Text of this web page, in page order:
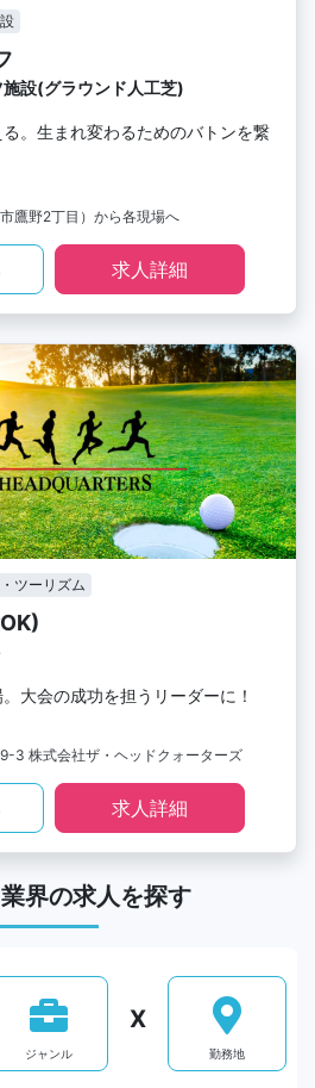
施設(グラウンド人工芝)
。生まれ変わるためのバトンを繋
鷹野2丁目）から各現場へ
求人詳細
ツーリズム
大会の成功を担うリーダーに！
3 株式会社ザ・ヘッドクォーターズ
求人詳細
界の求人を探す
ジャンル
X
勤務地